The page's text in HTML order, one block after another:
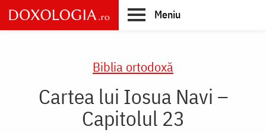
Skip
to
main
Meniu
Biblia ortodoxă
Cartea lui Iosua Navi –
Capitolul 23